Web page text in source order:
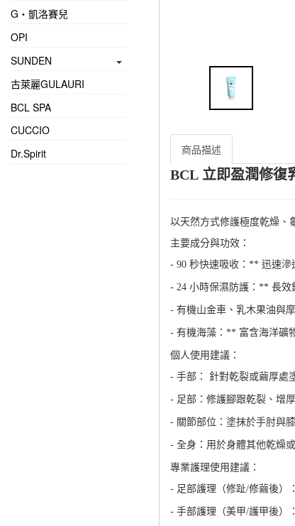
G‧凱洛賽兒
OPI
SUNDEN
古萊麗GULAURI
BCL SPA
CUCCIO
Dr.Spirit
商品描述
BCL 立即盈潤修復
以天然方式修護極度乾燥、
主要成分與功效：
- 90 秒快速吸收： ** 迅速滲
- 24 小時保濕防護： ** 長效
- 有機山金車、乳木果油與
- 有機海藻： ** 富含海洋礦
個人使用建議：
- 手部： 針對乾裂或繭厚處
- 足部：修護腳跟乾裂、增
- 關節部位：塗抹於手肘與
- 全身：用於身體其他乾燥
專業護理使用建議：
- 足部護理（修趾/修繭後）
- 手部護理（美甲/護甲後）